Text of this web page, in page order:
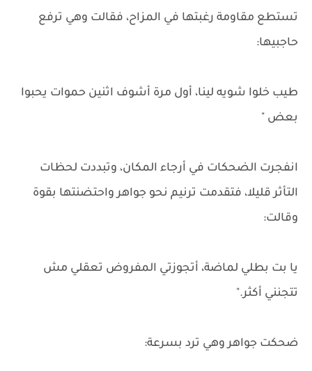
تستطع مقاومة رغبتها في المزاح، فقالت وهي ترفع
حاجبيها:
طيب خلوا شويه لينا، أول مرة أشوف اثنين حموات يحبوا
بعض "
انفجرت الضحكات في أرجاء المكان، وتبددت لحظات
التأثر قليلا، فتقدمت ترنيم نحو جواهر واحتضنتها بقوة
وقالت:
يا بت بطلي لماضة، أتجوزتي المفروض تعقلي مش
تتجنني أكثر."
ضحكت جواهر وهي ترد بسرعة: